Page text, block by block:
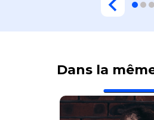
Dans la